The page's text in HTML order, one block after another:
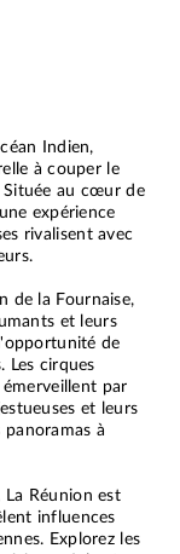
Indien,
à couper le
Située au cœur de
expérience
rivalisent avec
de la Fournaise,
et leurs
de
Les cirques
par
et leurs
à
La Réunion est
influences
Explorez les